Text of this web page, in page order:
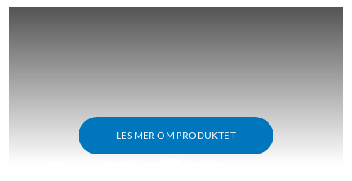
LES MER OM PRODUKTET